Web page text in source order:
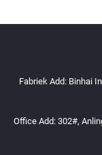
Fabriek Add: Binhai
Office Add: 302#,